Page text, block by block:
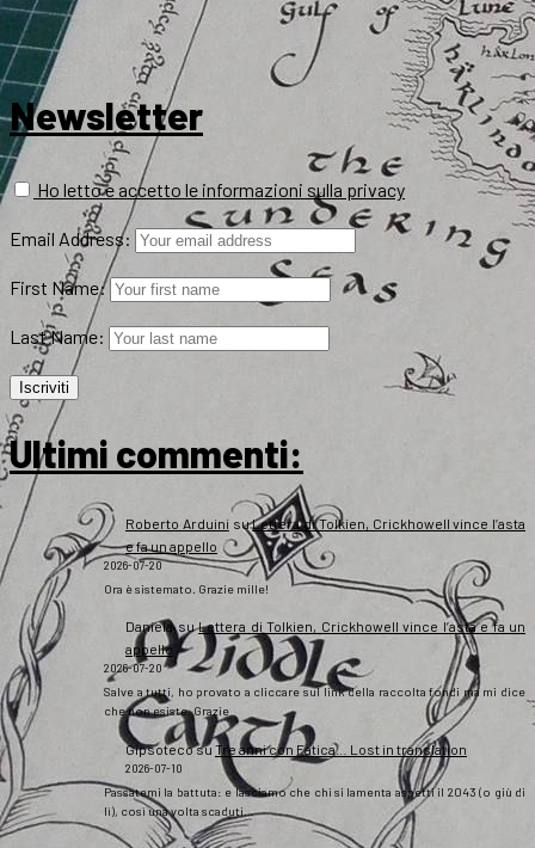
Newsletter
Ho letto e accetto le informazioni sulla privacy
Email Address:
First Name:
Last Name:
Ultimi commenti:
Roberto Arduini suLettera di Tolkien, Crickhowell vince l’asta
e fa un appello
2026-07-20
Ora è sistemato. Grazie mille!
DanielasuLettera di Tolkien, Crickhowell vince l’asta e fa un
appello
2026-07-20
Salve a tutti, ho provato a cliccare sul link della raccolta fondi ma mi dice
che non esiste. Grazie
GipsotecosuTre anni con Fatica… Lost in translation
2026-07-10
Passatemi la battuta: e lasciamo che chi si lamenta aspetti il 2043 (o giù di
lì), così una volta scaduti…